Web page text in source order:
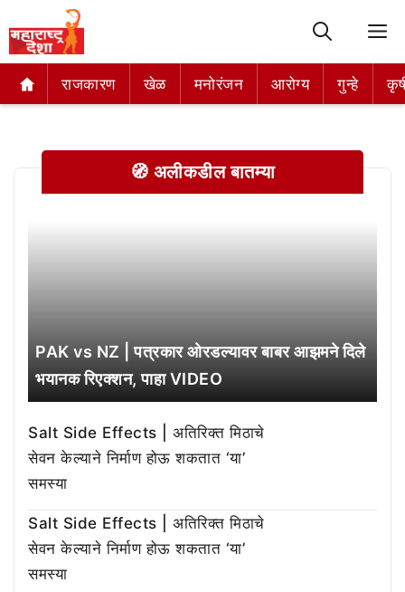
राजकारण खेळ मनोरंजन आरोग्य गुन्हे
राजकारण खेळ मनोरंजन आरोग्य गुन्हे
🧭 अलीकडील बातम्या
PAK vs NZ | पत्रकार ओरडल्यावर बाबर आझमने दिले
भयानक रिएक्शन, पाहा VIDEO
Salt Side Effects | अतिरिक्त मिठाचे
सेवन केल्याने निर्माण होऊ शकतात ‘या’
समस्या
Salt Side Effects | अतिरिक्त मिठाचे
सेवन केल्याने निर्माण होऊ शकतात ‘या’
समस्या